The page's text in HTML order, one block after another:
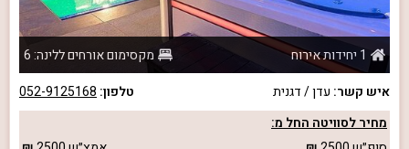
1 יחידות אירוח
מקסימום אורחים ללינה: 6
איש קשר: עדן / דגנית טלפון: 052-9125168
מחיר לסוויטה החל מ: